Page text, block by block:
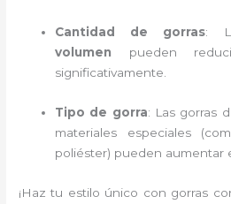
Cantidad de gorras:
volumen pueden
significativamente.
Tipo de gorra: Las gorras
materiales especiales
poliéster) pueden aumentar
¡Haz tu estilo único con gorras